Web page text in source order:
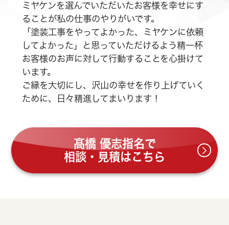
ミヤケンを選んでいただいたお客様を幸せにす
ることが私の仕事のやりがいです。
「塗装工事をやってよかった、ミヤケンに依頼
してよかった」と思っていただけるよう精一杯
お客様のお声に対して行動することを心掛けて
います。
ご縁を大切にし、沢山の幸せを作り上げていく
ために、日々精進してまいります！
髙橋 優志指名で
相談・見積はこちら